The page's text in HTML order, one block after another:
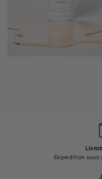
Expédition